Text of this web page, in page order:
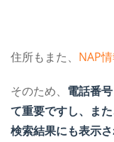
住所もまた、 NAP
そのため、 電話番
て重要ですし、ま
検索結果にも表示さ